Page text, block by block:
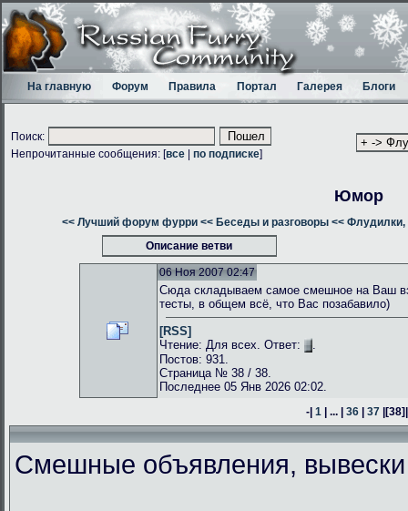
На главную Форум Правила Портал Галерея Блоги
Поиск:
Непрочитанные сообщения: [все по подписке]
Юмор
<< Лучший форум фурри << Беседы и разговоры << Флудилки,
Описание ветви
06 Ноя 2007 02:47
Сюда складываем самое смешное на Ваш
тесты, в общем всё, что Вас позабавило)
[RSS]
Чтение: Для всех. Ответ:
.
Постов: 931.
Страница № 38 / 38.
Последнее 05 Янв 2026 02:02.
-| 1 | ... | 36 | 37 |[38]
Смешные объявления,